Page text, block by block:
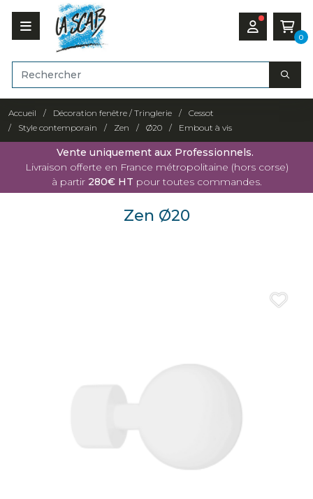
0
Accueil Décoration fenêtre / Tringlerie
Cessot
Style contemporain
Zen Ø20 Embout à vis
Vente uniquement aux Professionnels.
Livraison offerte en France métropolitaine (hors corse)
à partir 280€ HT pour toutes commandes.
Zen Ø20